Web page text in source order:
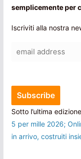
semplicemente per
Iscriviti alla nostra
Sotto l’ultima
5 per mille 2026;
in arrivo, costruiti